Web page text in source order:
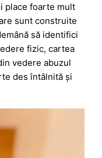
place foarte mult
sunt construite
să identifici
fizic, cartea
vedere abuzul
des întâlnită și